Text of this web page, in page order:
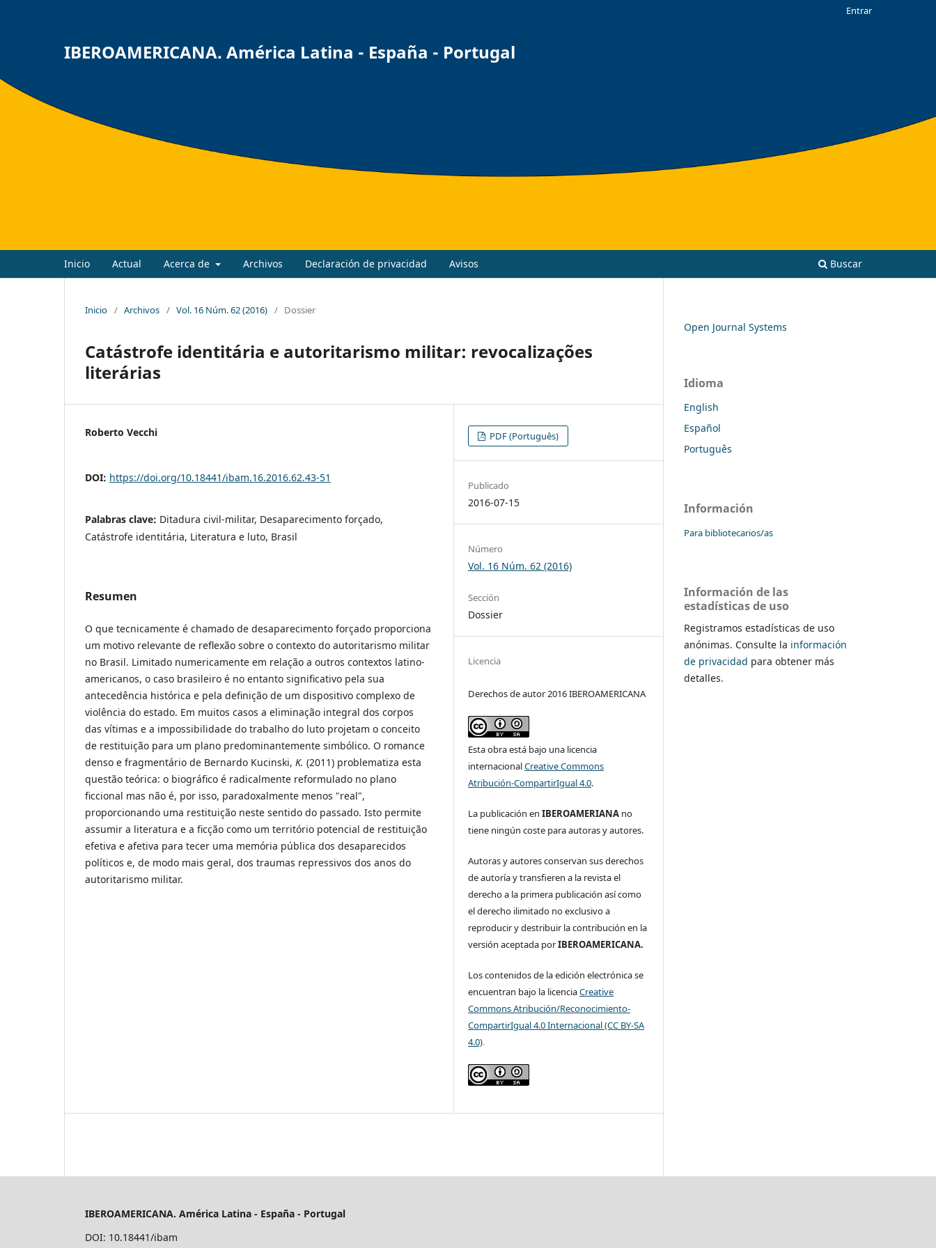
IBEROAMERICANA. América Latina - España - Portugal
Inicio Actual Acerca de Archivos Declaración de privacidad Avisos Buscar
Entrar
Inicio / Archivos / Vol. 16 Núm. 62 (2016) / Dossier
Catástrofe identitária e autoritarismo militar: revocalizações
literárias
Roberto Vecchi
DOI: https://doi.org/10.18441/ibam.16.2016.62.43-51
Palabras clave: Ditadura civil-militar, Desaparecimento forçado,
Catástrofe identitária, Literatura e luto, Brasil
Resumen
O que tecnicamente é chamado de desaparecimento forçado proporciona
um motivo relevante de reflexão sobre o contexto do autoritarismo militar
no Brasil. Limitado numericamente em relação a outros contextos latino-
americanos, o caso brasileiro é no entanto significativo pela sua
antecedência histórica e pela definição de um dispositivo complexo de
violência do estado. Em muitos casos a eliminação integral dos corpos
das vítimas e a impossibilidade do trabalho do luto projetam o conceito
de restituição para um plano predominantemente simbólico. O romance
denso e fragmentário de Bernardo Kucinski, K. (2011) problematiza esta
questão teórica: o biográfico é radicalmente reformulado no plano
ficcional mas não é, por isso, paradoxalmente menos "real",
proporcionando uma restituição neste sentido do passado. Isto permite
assumir a literatura e a ficção como um território potencial de restituição
efetiva e afetiva para tecer uma memória pública dos desaparecidos
políticos e, de modo mais geral, dos traumas repressivos dos anos do
autoritarismo militar.
PDF (Português)
Publicado
2016-07-15
Número
Vol. 16 Núm. 62 (2016)
Sección
Dossier
Licencia
Derechos de autor 2016 IBEROAMERICANA
Esta obra está bajo una licencia
internacionalCreative Commons
Atribución-CompartirIgual 4.0.
La publicación enIBEROAMERIANA no
tiene ningún coste para autoras y autores.
Autoras y autores conservan sus derechos
de autoría y transfieren a la revista el
derecho a la primera publicación así como
el derecho ilimitado no exclusivo a
reproducir y destribuir la contribución en la
versión aceptada porIBEROAMERICANA.
Los contenidos de la edición electrónica se
encuentran bajo la licenciaCreative
Commons Atribución/Reconocimiento-
CompartirIgual 4.0 Internacional (CC BY-SA
4.0).
Open Journal Systems
Idioma
English
Español
Português
Información
Para bibliotecarios/as
Información de las
estadísticas de uso
Registramos estadísticas de uso
anónimas. Consulte la información
de privacidad para obtener más
detalles.
IBEROAMERICANA. América Latina - España - Portugal
DOI: 10.18441/ibam